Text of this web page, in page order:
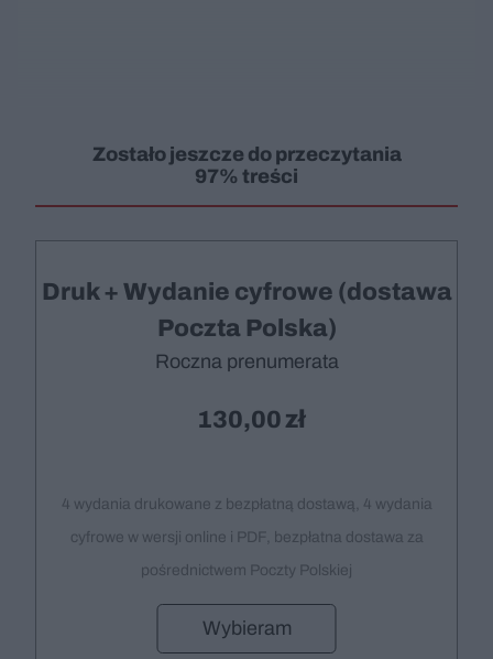
Zostało jeszcze do przeczytania
97% treści
Druk + Wydanie cyfrowe (dostawa
Poczta Polska)
Roczna prenumerata
130,00
4 wydania drukowane z bezpłatną dostawą, 4 wydania
cyfrowe w wersji online i PDF, bezpłatna dostawa za
pośrednictwem Poczty Polskiej
Wybieram